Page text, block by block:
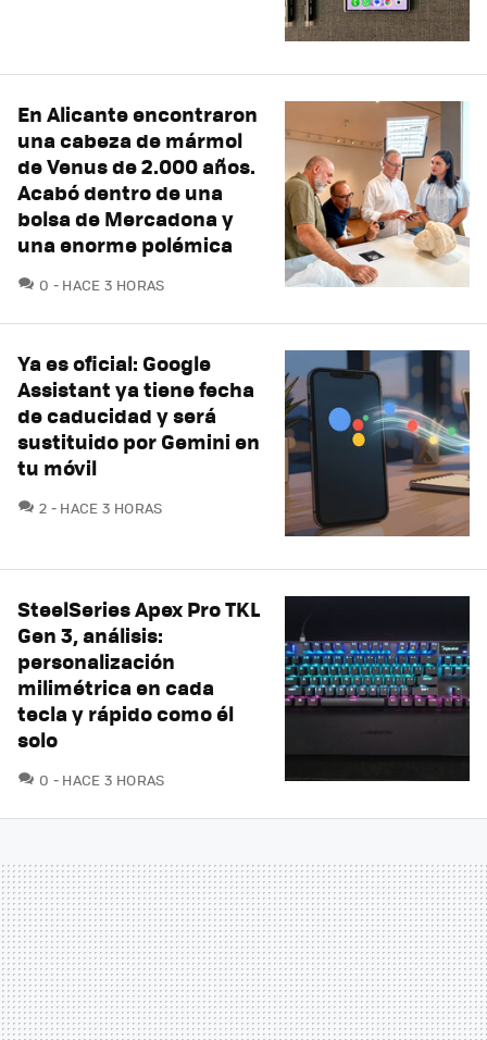
En Alicante encontraron
una cabeza de mármol
de Venus de 2.000 años.
Acabó dentro de una
bolsa de Mercadona y
una enorme polémica
0 COMENTARIOS
HACE 3 HORAS
Ya es oficial: Google
Assistant ya tiene fecha
de caducidad y será
sustituido por Gemini en
tu móvil
2 COMENTARIOS
HACE 3 HORAS
SteelSeries Apex Pro TKL
Gen 3, análisis:
personalización
milimétrica en cada
tecla y rápido como él
solo
0 COMENTARIOS
HACE 3 HORAS